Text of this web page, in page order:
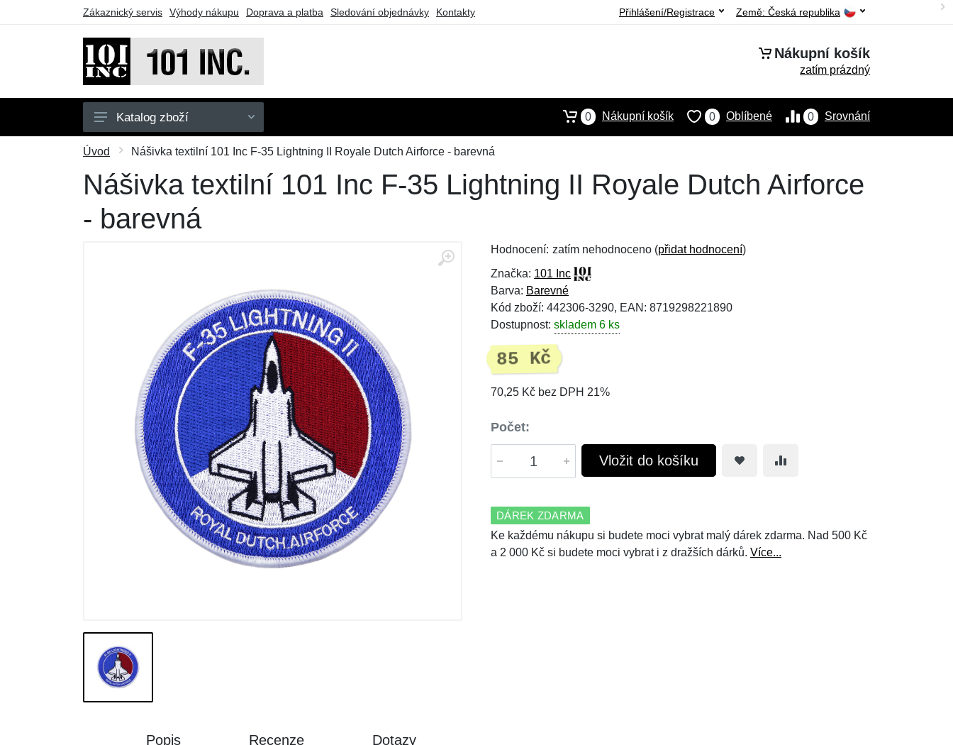
Zákaznický servis Výhody nákupu Doprava a platba Sledování objednávky Kontakty Země: Česká republika
Přihlášení/Registrace
Nákupní košík
zatím prázdný
Pánské
Dětské
Obuv
Katalog zboží 0 Srovnání
0 Oblíbené
0 Nákupní košík
Úvod Nášivka textilní 101 Inc F-35 Lightning II Royale Dutch Airforce - barevná
Nášivka textilní 101 Inc F-35 Lightning II Royale Dutch Airforce
- barevná
Hodnocení: zatím nehodnoceno (přidat hodnocení)
Značka: 101 Inc
Barva: Barevné
Kód zboží: 442306-3290, EAN: 8719298221890
Dostupnost: skladem 6 ks
85 Kč
70,25 Kč bez DPH 21%
Počet:
Vložit do košíku
DÁREK ZDARMA
Ke každému nákupu si budete moci vybrat malý dárek zdarma. Nad 500 Kč
a 2 000 Kč si budete moci vybrat i z dražších dárků. Více...
Popis Recenze Dotazy